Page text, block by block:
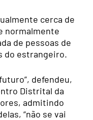
cerca de
normalmente
de pessoas de
do estrangeiro.
defendeu,
Distrital da
admitindo
“não se vai